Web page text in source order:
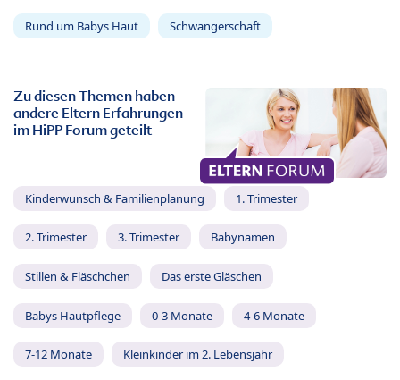
Rund um Babys Haut Schwangerschaft
Zu diesen Themen haben
andere Eltern Erfahrungen
im HiPP Forum geteilt
Kinderwunsch & Familienplanung 1. Trimester
2. Trimester 3. Trimester Babynamen
Stillen & Fläschchen Das erste Gläschen
Babys Hautpflege 0-3 Monate 4-6 Monate
7-12 Monate Kleinkinder im 2. Lebensjahr